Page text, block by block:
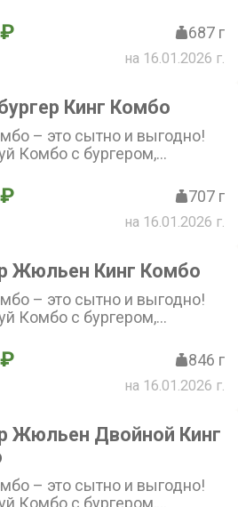
выбор по отличной цене!687 г
на 16.01.2026 г.
Кинг Комбо
– это сытно и выгодно!
Комбо с бургером,
выбор по отличной цене!707 г
на 16.01.2026 г.
Жюльен Кинг Комбо
– это сытно и выгодно!
Комбо с бургером,
выбор по отличной цене!846 г
на 16.01.2026 г.
Жюльен Двойной Кинг
– это сытно и выгодно!
Комбо с бургером,